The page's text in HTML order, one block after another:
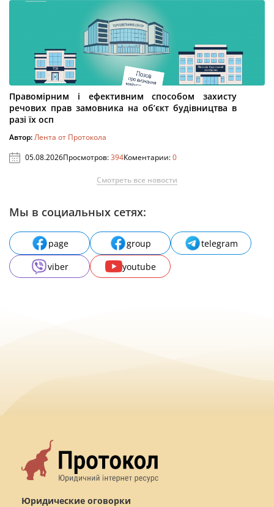
Правомірним і ефективним способом захисту
речових прав замовника на об’єкт будівництва в
разі їх осп
Автор:Лента от Протокола
05.08.2026Просмотров:394Коментарии:0
Смотреть все новости
Мы в социальных сетях:
page group
telegram
viber
youtube
Юридические оговорки